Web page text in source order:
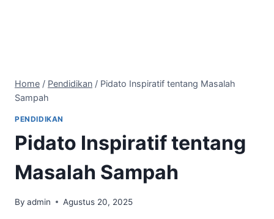
Home / Pendidikan / Pidato Inspiratif tentang Masalah
Sampah
PENDIDIKAN
Pidato Inspiratif tentang
Masalah Sampah
By admin Agustus 20, 2025